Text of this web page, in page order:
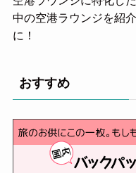
中の空港ラウンジを紹
に！
おすすめ